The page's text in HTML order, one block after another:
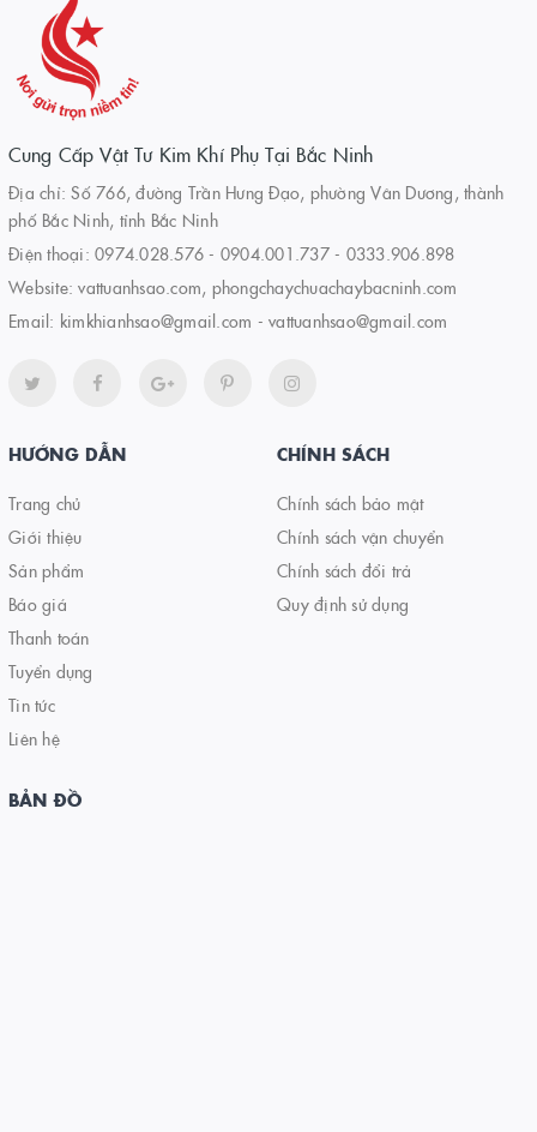
Cung Cấp Vật Tư Kim Khí Phụ Tại Bắc Ninh
Địa chỉ: Số 766, đường Trần Hưng Đạo, phường Vân Dương, thành
phố Bắc Ninh, tỉnh Bắc Ninh
Điện thoại: 0974.028.576 - 0904.001.737- 0333.906.898
Website:vattuanhsao.com, phongchaychuachaybacninh.com
Email: kimkhianhsao@gmail.com - vattuanhsao@gmail.com
HƯỚNG DẪN
Trang chủ
Giới thiệu
Sản phẩm
Báo giá
Thanh toán
Tuyển dụng
Tin tức
Liên hệ
CHÍNH SÁCH
Chính sách bảo mật
Chính sách vận chuyển
Chính sách đổi trả
Quy định sử dụng
BẢN ĐỒ